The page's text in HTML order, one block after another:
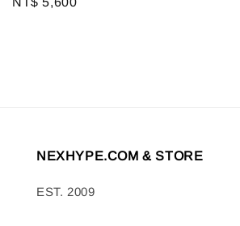
NEXHYPE.COM & STORE
EST. 2009